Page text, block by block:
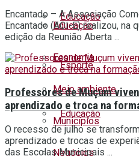
Educação
Esporte
Educação
Educação
Economia
Meio ambiente
Municípios
Negócios
Encantado – A Associação
Encantado (ACI-E) realizou, na
edição da Reunião Aberta ...
Professores de Muçum
aprendizado e troca na
O recesso de julho se
aprendizado e trocas de
das Escolas Municipais ...